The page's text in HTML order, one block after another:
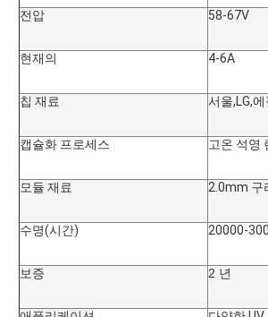
전압 58-67V
현재의 4-6A
칩 재료 서울,LG,에
캡슐화 프로세스 고온 석영
모듈 재료 2.0mm 구
수명(시간) 20000-
보증 2 년